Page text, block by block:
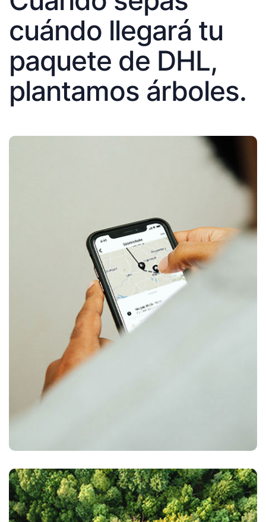
cuándo llegará tu
paquete de DHL,
plantamos árboles.